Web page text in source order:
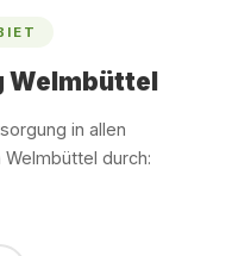
Welmbüttel
in allen
durch: